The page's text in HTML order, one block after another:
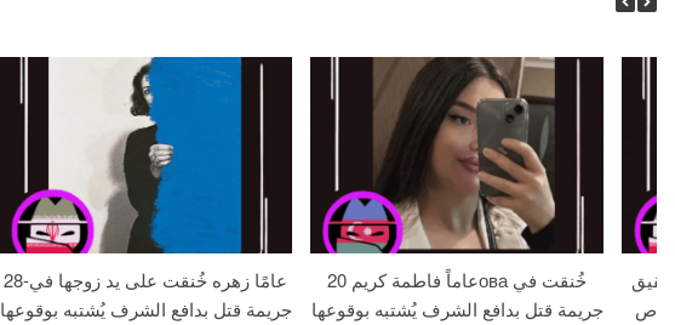
28-عامًا زهره خُنقت على يد زوجها في
جريمة قتل بدافع الشرف يُشتبه بوقوعها
20 عاماً فاطمة كريمова خُنقت في
جريمة قتل بدافع الشرف يُشتبه بوقوعها
عامًا وشقيق
بالرصاص